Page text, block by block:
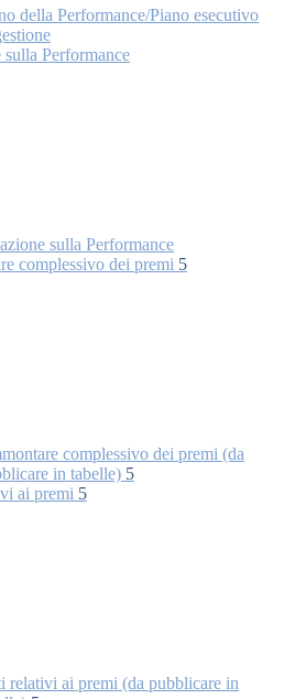
della Performance/Piano esecutivo
sulla Performance
sulla Performance
complessivo dei premi 5
complessivo dei premi (da
in tabelle) 5
ai premi 5
relativi ai premi (da pubblicare in